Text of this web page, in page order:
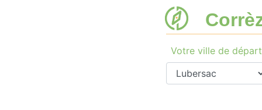
Votre ville de départ